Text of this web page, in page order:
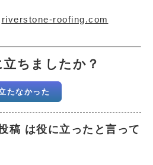
riverstone-roofing.com
ちましたか？
たなかった
稿 は役に立ったと言って